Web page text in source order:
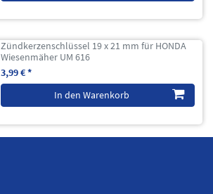
Zündkerzenschlüssel 19 x 21 mm für HONDA
Wiesenmäher UM 616
3,99 € *
In den Warenkorb